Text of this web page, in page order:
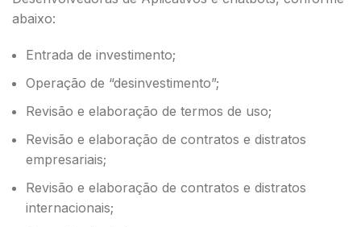
abaixo:
Entrada de investimento;
Operação de “desinvestimento”;
Revisão e elaboração de termos de uso;
Revisão e elaboração de contratos e distratos
empresariais;
Revisão e elaboração de contratos e distratos
internacionais;